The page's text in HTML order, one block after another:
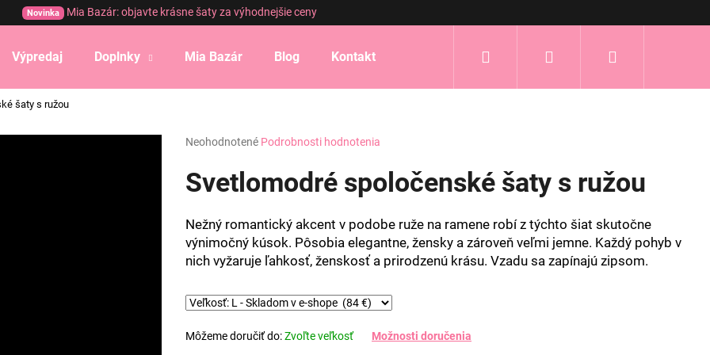
Novinka Mia Bazár: objavte krásne šaty za výhodnejšie ceny
Výpredaj Doplnky Mia Bazár Blog Kontakt Prihlásenie
šaty s ružou
Priemerné
produktu
je
5
hviezdičiek.
Neohodnotené Podrobnosti hodnotenia
Svetlomodré spoločenské šaty s ružou
Nežný romantický akcent v podobe ruže na ramene robí z týchto šiat skutočne
výnimočný kúsok. Pôsobia elegantne, žensky a zároveň veľmi jemne. Každý pohyb v
nich vyžaruje ľahkosť, ženskosť a prirodzenú krásu. Vzadu sa zapínajú zipsom.
Môžeme doručiť do:Zvoľte veľkosť Možnosti doručenia
Čo potrebujete nájsť?
HĽADAŤ